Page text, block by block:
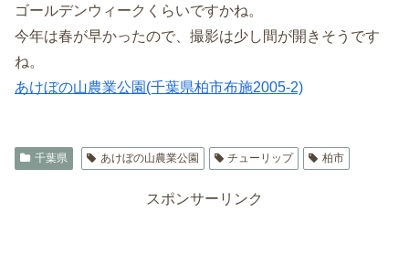
ゴールデンウィークくらいですかね。
今年は春が早かったので、撮影は少し間が開きそうです
ね。
あけぼの山農業公園(千葉県柏市布施2005-2)
千葉県 あけぼの山農業公園 チューリップ 柏市
スポンサーリンク